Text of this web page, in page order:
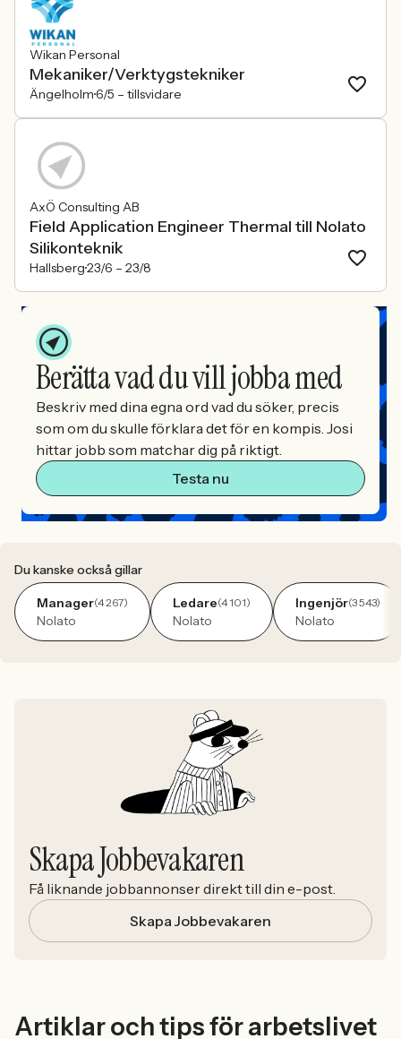
Wikan Personal
Mekaniker/Verktygstekniker
Ängelholm6/5 – tillsvidare
AxÖ Consulting AB
Field Application Engineer Thermal till Nolato
Silikonteknik
Hallsberg23/6 – 23/8
Berätta vad du vill jobba med
Beskriv med dina egna ord vad du söker, precis
som om du skulle förklara det för en kompis. Josi
hittar jobb som matchar dig på riktigt.
Testa nu
Du kanske också gillar
Manager(4 267)
Nolato
Ledare(4 101)
Nolato
Ingenjör(3 543)
Nolato
Skapa Jobbevakaren
Få liknande jobbannonser direkt till din e-post.
Skapa Jobbevakaren
Artiklar och tips för arbetslivet